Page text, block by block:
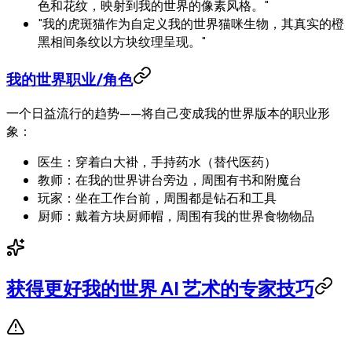
色和花纹，映射到我的世界的像素风格。"
"我的虎斑猫作为自定义我的世界猫咪生物，其真实的橙
黑相间条纹以方块纹理呈现。"
我的世界职业/角色
一个日益流行的趋势——将自己变成我的世界版本的职业形
象：
医生：穿着白大褂，手持药水（替代医药）
教师：在我的世界讲台旁边，周围有书和附魔台
玩家：坐在工作台前，周围都是钻石和工具
厨师：戴着方块厨师帽，周围有我的世界食物物品
获得更好我的世界 AI 艺术的专家技巧